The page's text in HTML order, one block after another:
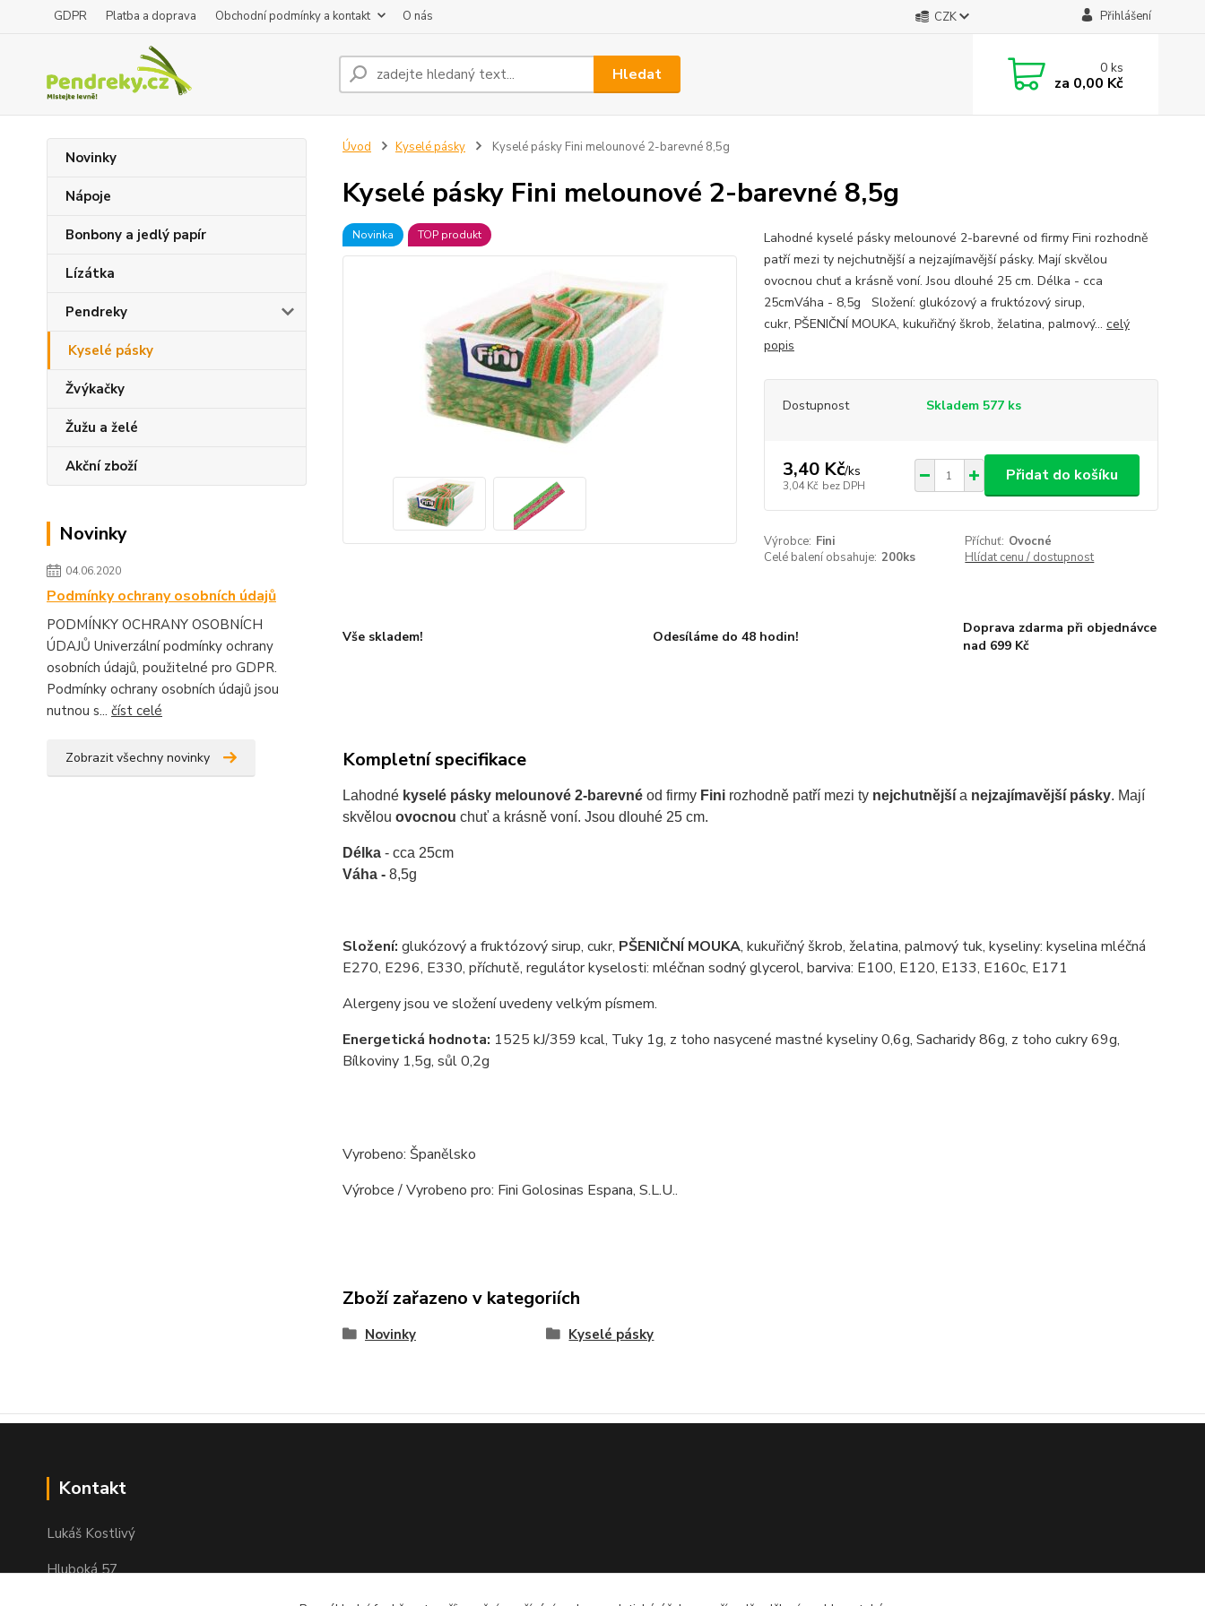
GDPR Platba a doprava Obchodní podmínky a kontakt O nás CZK Přihlášení
Hledat 0ks
za 0,00 Kč
Novinky
Nápoje
Bonbony a jedlý papír
Lízátka
Pendreky
Kyselé pásky
Žvýkačky
Žužu a želé
Akční zboží
Novinky
04.06.2020
Podmínky ochrany osobních údajů
PODMÍNKY OCHRANY OSOBNÍCH
ÚDAJŮ Univerzální podmínky ochrany
osobních údajů, použitelné pro GDPR.
Podmínky ochrany osobních údajů jsou
nutnou s... číst celé
Zobrazit všechny novinky
Úvod Kyselé pásky Kyselé pásky Fini melounové 2-barevné 8,5g
Kyselé pásky Fini melounové 2-barevné 8,5g
Novinka TOP produkt
Lahodné kyselé pásky melounové 2-barevné od firmy Fini rozhodně
patří mezi ty nejchutnější a nejzajímavější pásky. Mají skvělou
ovocnou chuť a krásně voní. Jsou dlouhé 25 cm. Délka - cca
25cmVáha - 8,5g Složení: glukózový a fruktózový sirup,
cukr, PŠENIČNÍ MOUKA, kukuřičný škrob, želatina, palmový... celý
popis
Dostupnost Skladem 577 ks
3,40 Kč/ks
3,04 Kč bez DPH
Přidat do košíku
Výrobce: Fini Příchuť: Ovocné
Celé balení obsahuje: 200ks Hlídat cenu / dostupnost
Vše skladem! Odesíláme do 48 hodin!
Doprava zdarma při objednávce
nad 699 Kč
Kompletní specifikace
Lahodnékyselé pásky melounové 2-barevnéod firmy Finirozhodně patří mezi ty nejchutnějšía nejzajímavější pásky. Mají
skvělou ovocnou chuť a krásně voní. Jsou dlouhé 25 cm.
Délka- cca 25cm
Váha -8,5g
Složení: glukózový a fruktózový sirup, cukr, PŠENIČNÍ MOUKA, kukuřičný škrob, želatina, palmový tuk, kyseliny: kyselina mléčná
E270, E296, E330, příchutě, regulátor kyselosti: mléčnan sodný glycerol, barviva: E100, E120, E133, E160c, E171
Alergeny jsou ve složení uvedeny velkým písmem.
Energetická hodnota: 1525 kJ/359 kcal, Tuky 1g, z toho nasycené mastné kyseliny 0,6g, Sacharidy 86g, z toho cukry 69g,
Bílkoviny 1,5g, sůl 0,2g
Vyrobeno: Španělsko
Výrobce / Vyrobeno pro: Fini Golosinas Espana, S.L.U..
Zboží zařazeno v kategoriích
Novinky Kyselé pásky
Kontakt
Lukáš Kostlivý
Hluboká 57